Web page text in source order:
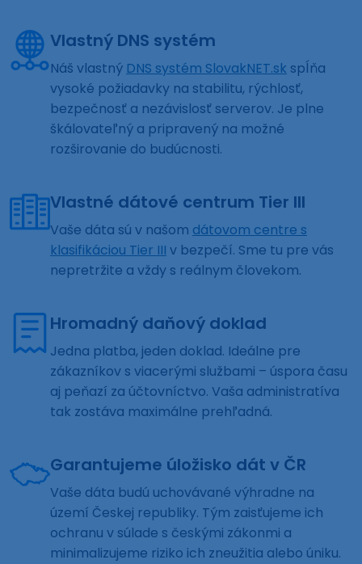
Vlastný DNS systém
Náš vlastný DNS systém SlovakNET.sk spĺňa
vysoké požiadavky na stabilitu, rýchlosť,
bezpečnosť a nezávislosť serverov. Je plne
škálovateľný a pripravený na možné
rozširovanie do budúcnosti.
Vlastné dátové centrum Tier III
Vaše dáta sú v našom dátovom centre s
klasifikáciou Tier III v bezpečí. Sme tu pre vás
nepretržite a vždy s reálnym človekom.
Hromadný daňový doklad
Jedna platba, jeden doklad. Ideálne pre
zákazníkov s viacerými službami – úspora času
aj peňazí za účtovníctvo. Vaša administratíva
tak zostáva maximálne prehľadná.
Garantujeme úložisko dát v ČR
Vaše dáta budú uchovávané výhradne na
území Českej republiky. Tým zaisťujeme ich
ochranu v súlade s českými zákonmi a
minimalizujeme riziko ich zneužitia alebo úniku.